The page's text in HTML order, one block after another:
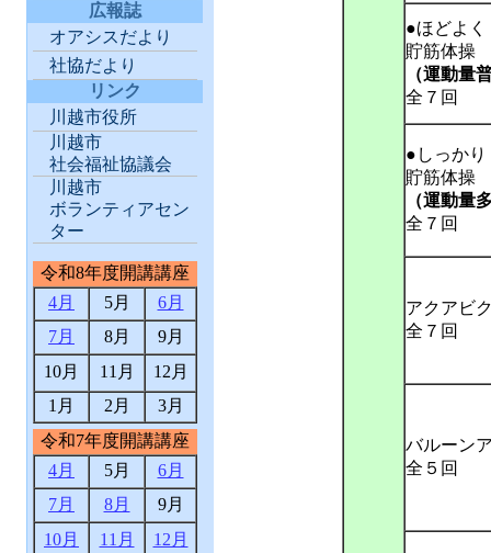
広報誌
オアシスだより
社協だより
リンク
川越市役所
川越市
社会福祉協議会
川越市
ボランティアセン
ター
令和8年度開講講座
4月
5月
6月
7月
8月
9月
10月
11月
12月
1月
2月
3月
令和7年度開講講座
4月
5月
6月
7月
8月
9月
10月
11月
12月
●ほどよく
貯筋体操
（運動量
全７回
●しっかり
貯筋体操
（運動量
全７回
アクアビ
全７回
バルーン
全５回